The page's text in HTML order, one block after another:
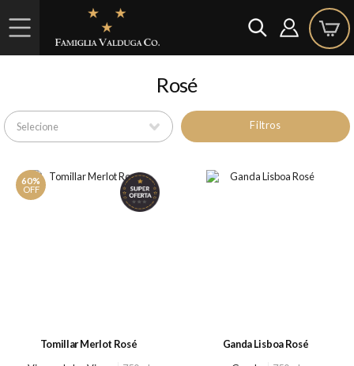
Rosé
Filtros
60%
OFF
Tomillar Merlot Rosé
Ganda Lisboa Rosé